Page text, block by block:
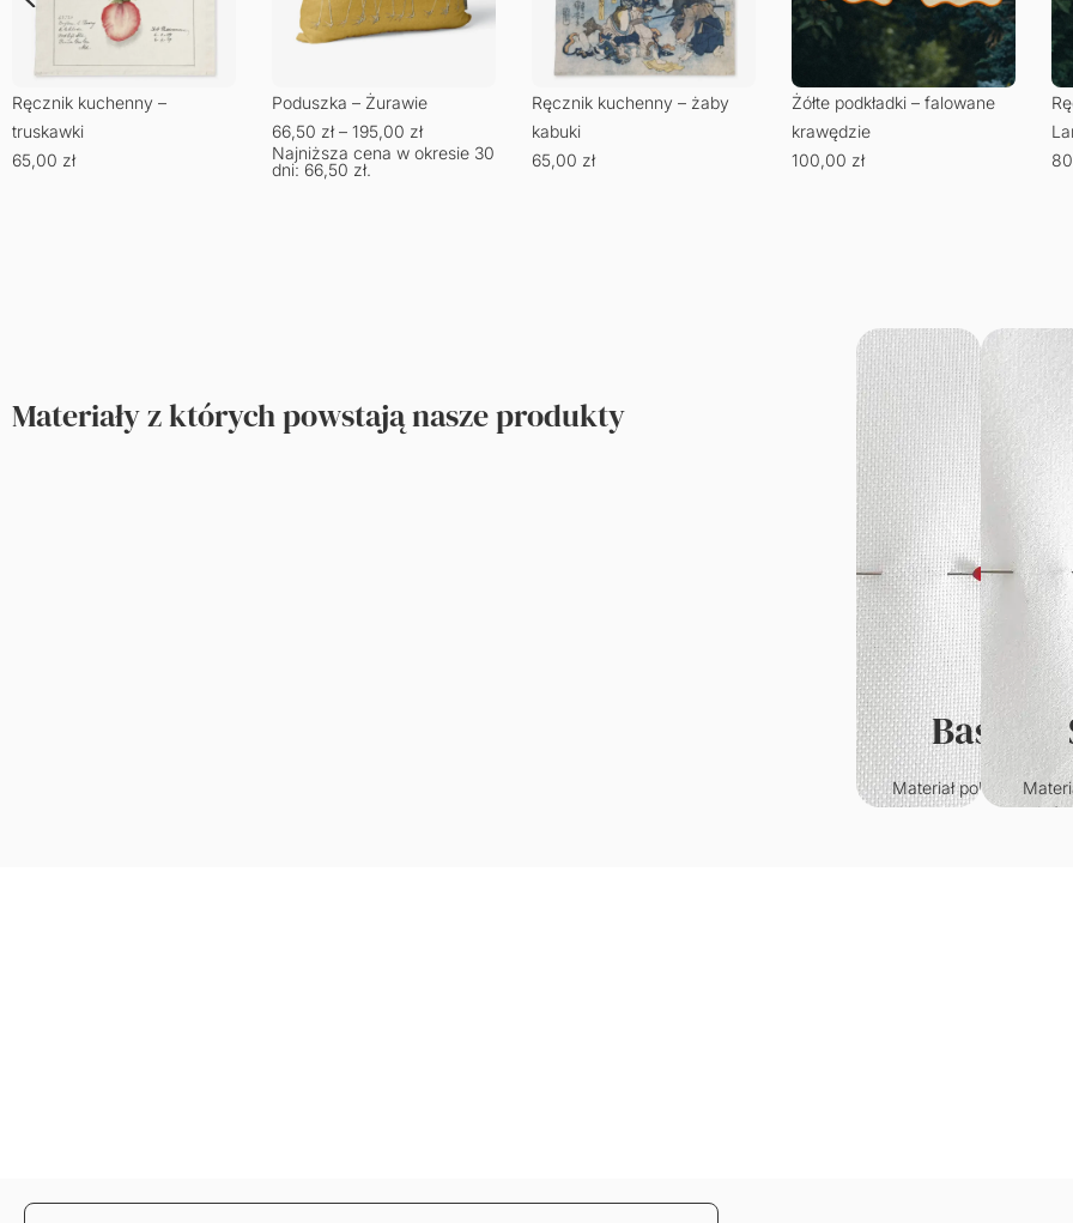
Ręcznik kuchenny –
truskawki
65,00 zł
Poduszka – Żurawie
66,50 zł – 195,00 zł
Najniższa cena w okresie 30
dni: 66,50 zł.
Ręcznik kuchenny – żaby
kabuki
65,00 zł
Żółte podkładki – falowane
krawędzie
100,00 zł
Materiały z których powstają nasze produkty
Basic
Materiał poliestrowy o
klasycznym splocie.